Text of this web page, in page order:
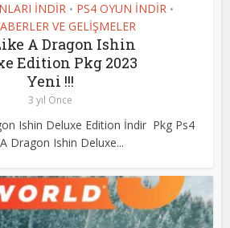
İNDİR • PS4 OYUN İNDİR •
VE GELİŞMELER
A Dragon Ishin
Edition Pkg 2023
Yeni !!!
3 yıl Önce
Ishin Deluxe Edition İndir Pkg Ps4
Dragon Ishin Deluxe...